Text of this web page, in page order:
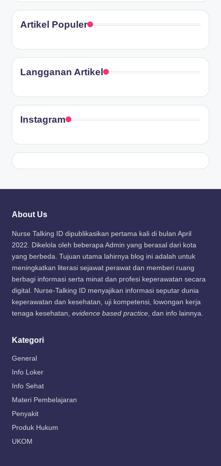
Artikel Populer
Langganan Artikel
Instagram
About Us
Nurse Talking ID dipublikasikan pertama kali di bulan April
2022. Dikelola oleh beberapa Admin yang berasal dari kota
yang berbeda. Tujuan utama lahirnya blog ini adalah untuk
meningkatkan literasi sejawat perawat dan memberi ruang
berbagi informasi serta minat dan profesi keperawatan secara
digital. Nurse-Talking ID menyajikan informasi seputar dunia
keperawatan dan kesehatan, uji kompetensi, lowongan kerja
tenaga kesehatan, evidence based practice, dan info lainnya.
Kategori
General
Info Loker
Info Sehat
Materi Pembelajaran
Penyakit
Produk Hukum
UKOM